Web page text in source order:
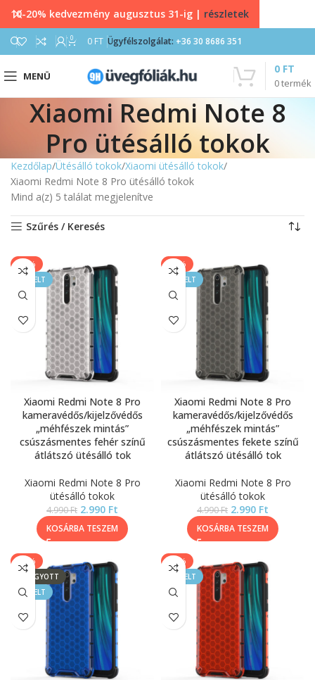
0 0 FT Ügyfélszolgálat: +36 30 8686 351
MENÜ
0termék
0 FT
Xiaomi Redmi Note 8
Pro ütésálló tokok
Kezdőlap Ütésálló tokok Xiaomi ütésálló tokok
Xiaomi Redmi Note 8 Pro ütésálló tokok
Mind a(z) 5 találat megjelenítve
Szűrés / Keresés
-40%
KIEMELT
Xiaomi Redmi Note 8 Pro
kameravédős/kijelzővédős
„méhfészek mintás”
csúszásmentes fehér színű
átlátszó ütésálló tok
Xiaomi Redmi Note 8 Pro
ütésálló tokok
4.990Ft 2.990 Ft
KOSÁRBA TESZEM
-40%
KIEMELT
Xiaomi Redmi Note 8 Pro
kameravédős/kijelzővédős
„méhfészek mintás”
csúszásmentes fekete színű
átlátszó ütésálló tok
Xiaomi Redmi Note 8 Pro
ütésálló tokok
4.990Ft 2.990 Ft
KOSÁRBA TESZEM
-40%
ELFOGYOTT
KIEMELT
-40%
KIEMELT
10-20% kedvezmény augusztus 31-ig | részletek